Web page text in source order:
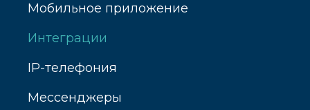
Мобильное приложение
Интеграции
IP-телефония
Мессенджеры